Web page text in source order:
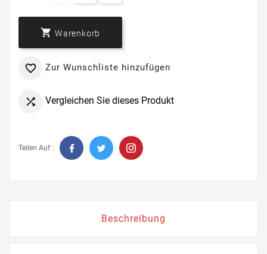
 Warenkorb
 Zur Wunschliste hinzufügen
 Vergleichen Sie dieses Produkt
Teilen Auf :
Beschreibung